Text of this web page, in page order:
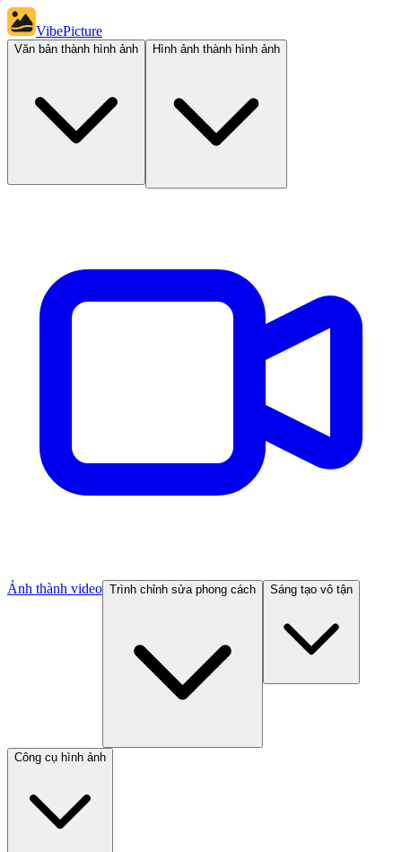
VibePicture
Văn bản thành hình ảnh Hình ảnh thành hình ảnh
Ảnh thành video Trình chỉnh sửa phong cách Sáng tạo vô tận
Công cụ hình ảnh